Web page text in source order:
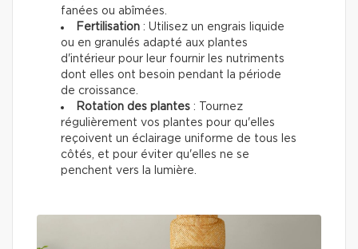
fanées ou abîmées.
Fertilisation : Utilisez un engrais liquide
ou en granulés adapté aux plantes
d'intérieur pour leur fournir les nutriments
dont elles ont besoin pendant la période
de croissance.
Rotation des plantes : Tournez
régulièrement vos plantes pour qu'elles
reçoivent un éclairage uniforme de tous les
côtés, et pour éviter qu'elles ne se
penchent vers la lumière.